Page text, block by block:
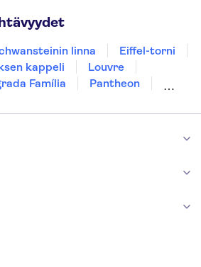
Riika
linna
Eiffel-torni
kappeli
Louvre
Família
Pantheon
Eye
Montmartre